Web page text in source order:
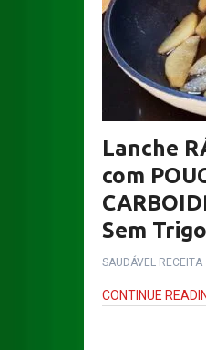
Lanche
com
Sem
SAUDÁVEL RECEITA
CONTINUE